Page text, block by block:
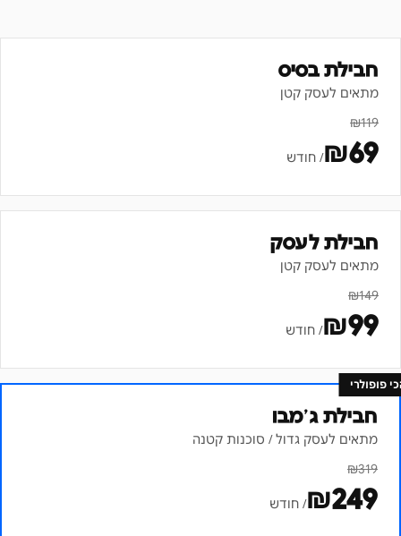
חבילת בסיס
מתאים לעסק קטן
₪119
₪69 / חודש
חבילת לעסק
מתאים לעסק קטן
₪149
₪99 / חודש
פופולרי
חבילת ג׳מבו
מתאים לעסק גדול / סוכנות קטנה
₪319
₪249 / חודש